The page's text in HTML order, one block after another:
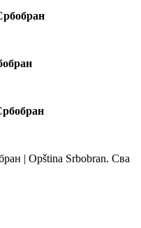
| Opština Srbobran. Сва